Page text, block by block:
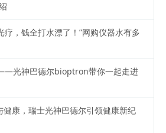
疗，钱全打水漂了！”网购仪器水有多
光神巴德尔bioptron带你一起走进
康，瑞士光神巴德尔引领健康新纪